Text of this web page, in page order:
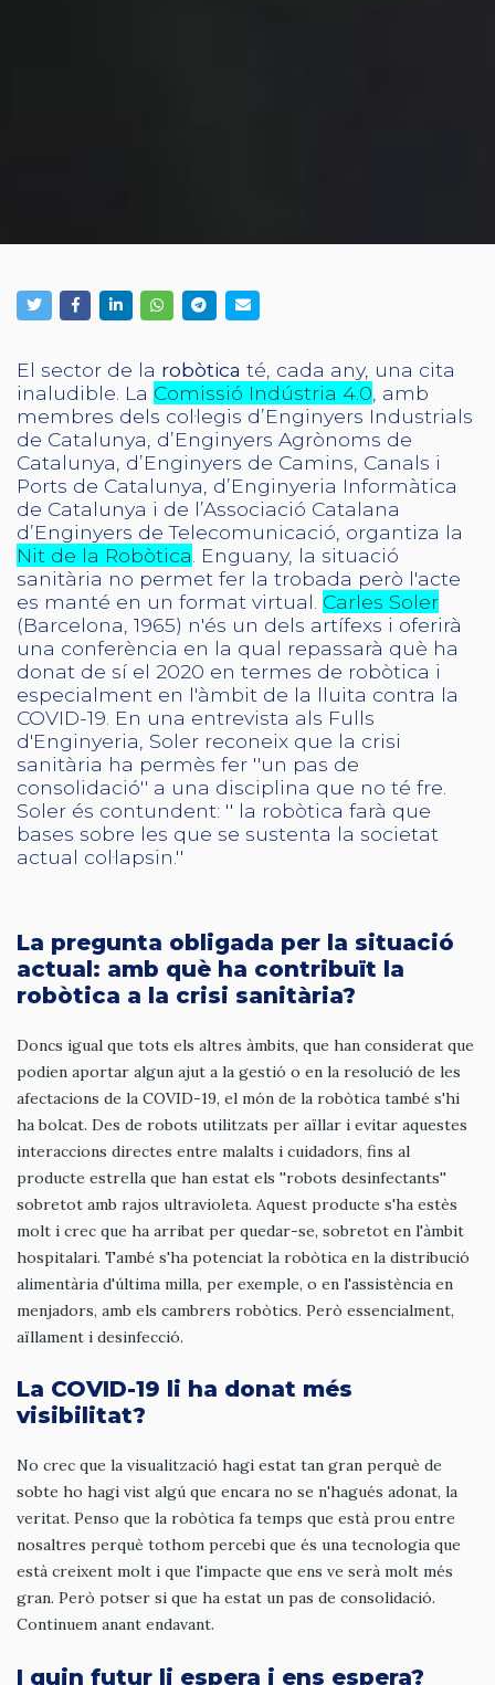
El sector de la robòtica té, cada any, una cita
inaludible. La Comissió Indústria 4.0 , amb
membres dels col·legis d’Enginyers Industrials
de Catalunya, d’Enginyers Agrònoms de
Catalunya, d’Enginyers de Camins, Canals i
Ports de Catalunya, d’Enginyeria Informàtica
de Catalunya i de l’Associació Catalana
d’Enginyers de Telecomunicació, organtiza la
Nit de la Robòtica . Enguany, la situació
sanitària no permet fer la trobada però l'acte
es manté en un format virtual. Carles Soler
(Barcelona, 1965) n'és un dels artífexs i oferirà
una conferència en la qual repassarà què ha
donat de sí el 2020 en termes de robòtica i
especialment en l'àmbit de la lluita contra la
COVID-19. En una entrevista als Fulls
d'Enginyeria, Soler reconeix que la crisi
sanitària ha permès fer ''un pas de
consolidació'' a una disciplina que no té fre.
Soler és contundent: '' la robòtica farà que
bases sobre les que se sustenta la societat
actual col·lapsin.''
La pregunta obligada per la situació
actual: amb què ha contribuït la
robòtica a la crisi sanitària?
Doncs igual que tots els altres àmbits, que han considerat que
podien aportar algun ajut a la gestió o en la resolució de les
afectacions de la COVID-19, el món de la robòtica també s'hi
ha bolcat. Des de robots utilitzats per aïllar i evitar aquestes
interaccions directes entre malalts i cuidadors, fins al
producte estrella que han estat els ''robots desinfectants''
sobretot amb rajos ultravioleta. Aquest producte s'ha estès
molt i crec que ha arribat per quedar-se, sobretot en l'àmbit
hospitalari. També s'ha potenciat la robòtica en la distribució
alimentària d'última milla, per exemple, o en l'assistència en
menjadors, amb els cambrers robòtics. Però essencialment,
aïllament i desinfecció.
La COVID-19 li ha donat més
visibilitat?
No crec que la visualització hagi estat tan gran perquè de
sobte ho hagi vist algú que encara no se n'hagués adonat, la
veritat. Penso que la robòtica fa temps que està prou entre
nosaltres perquè tothom percebi que és una tecnologia que
està creixent molt i que l'impacte que ens ve serà molt més
gran. Però potser si que ha estat un pas de consolidació.
Continuem anant endavant.
I quin futur li espera i ens espera?